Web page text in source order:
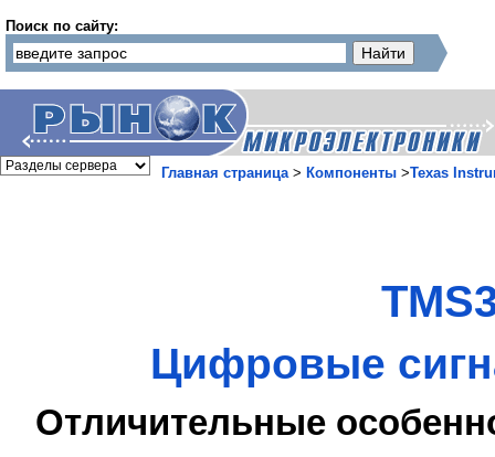
Поиск по сайту:
Главная страница> Компоненты >Texas
Цифровые
Отличительные